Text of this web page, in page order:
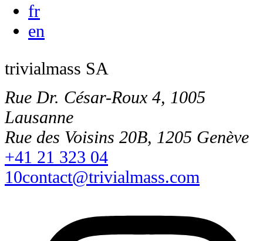
fr
en
trivialmass SA
Rue Dr. César-Roux 4, 1005
Lausanne
Rue des Voisins 20B, 1205 Genève
+41 21 323 04
10contact@trivialmass.com